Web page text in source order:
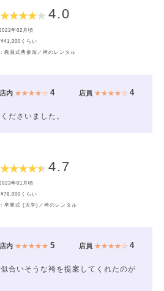
4.0
年02月頃
くらい
教員式典参加／袴のレンタル
店内★★★★☆ 4 店員 ★★★★☆4
ださいました。
4.7
年01月頃
くらい
卒業式 (大学)／袴のレンタル
店内★★★★★ 5 店員 ★★★★☆4
合いそうな袴を提案してくれたのが